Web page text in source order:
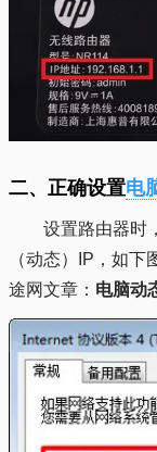
二、正确设置电
设置路由器时
（动态）IP，如
途网文章： 电脑动